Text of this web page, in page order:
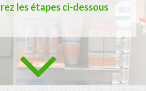
les étapes ci-dessous